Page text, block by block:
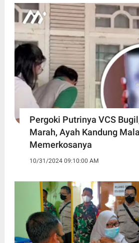
Pergoki Putrinya VCS
Marah, Ayah Kandung
Memerkosanya
10/31/2024 09:10:00 AM